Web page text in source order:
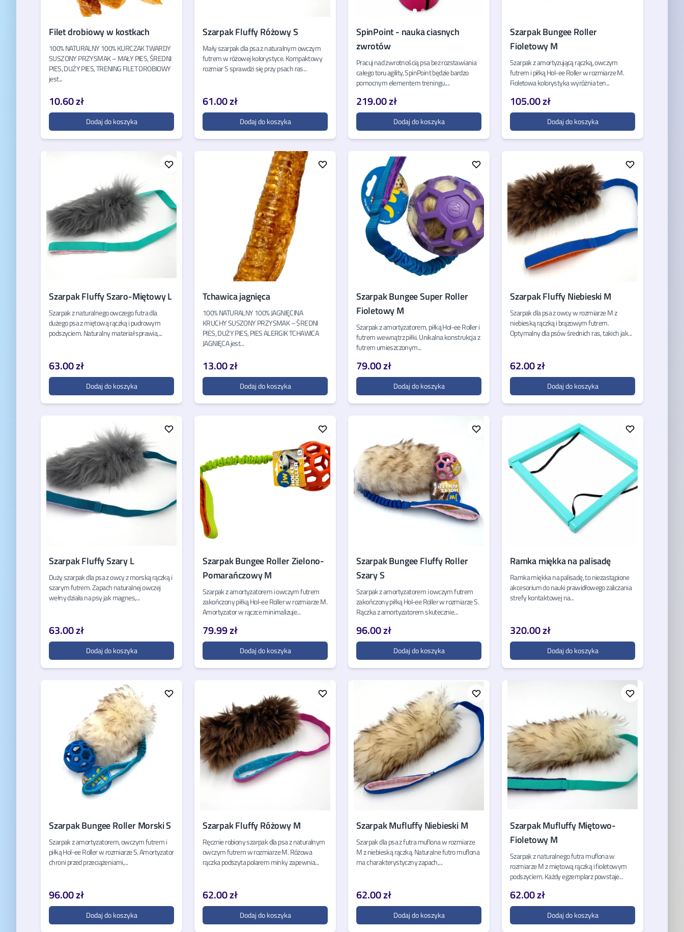
Filet drobiowy w kostkach
100% NATURALNY 100% KURCZAK TWARDY
SUSZONY PRZYSMAK – MAŁY PIES, ŚREDNI
PIES, DUŻY PIES, TRENING FILET DROBIOWY
jest...
10.60 zł
Dodaj do koszyka
Szarpak Fluffy Różowy S
Mały szarpak dla psa z naturalnym owczym
futrem w różowej kolorystyce. Kompaktowy
rozmiar S sprawdzi się przy psach ras...
61.00 zł
Dodaj do koszyka
SpinPoint - nauka ciasnych
zwrotów
Pracuj nad zwrotnością psa bez rozstawiania
całego toru agility, SpinPoint będzie bardzo
pomocnym elementem treningu....
219.00 zł
Dodaj do koszyka
Szarpak Bungee Roller
Fioletowy M
Szarpak z amortyzującą rączką, owczym
futrem i piłką Hol-ee Roller w rozmiarze M.
Fioletowa kolorystyka wyróżnia ten...
105.00 zł
Dodaj do koszyka
Szarpak Fluffy Szaro-Miętowy L
Szarpak z naturalnego owczego futra dla
dużego psa z miętową rączką i pudrowym
podszyciem. Naturalny materiał sprawia,...
63.00 zł
Dodaj do koszyka
Tchawica jagnięca
100% NATURALNY 100% JAGNIĘCINA
KRUCHY SUSZONY PRZYSMAK – ŚREDNI
PIES, DUŻY PIES, PIES ALERGIK TCHAWICA
JAGNIĘCA jest...
13.00 zł
Dodaj do koszyka
Szarpak Bungee Super Roller
Fioletowy M
Szarpak z amortyzatorem, piłką Hol-ee Roller i
futrem wewnątrz piłki. Unikalna konstrukcja z
futrem umieszczonym...
79.00 zł
Dodaj do koszyka
Szarpak Fluffy Niebieski M
Szarpak dla psa z owcy w rozmiarze M z
niebieską rączką i brązowym futrem.
Optymalny dla psów średnich ras, takich jak...
62.00 zł
Dodaj do koszyka
Szarpak Fluffy Szary L
Duży szarpak dla psa z owcy z morską rączką i
szarym futrem. Zapach naturalnej owczej
wełny działa na psy jak magnes,...
63.00 zł
Dodaj do koszyka
Szarpak Bungee Roller Zielono-
Pomarańczowy M
Szarpak z amortyzatorem i owczym futrem
zakończony piłką Hol-ee Roller w rozmiarze M.
Amortyzator w rączce minimalizuje...
79.99 zł
Dodaj do koszyka
Szarpak Bungee Fluffy Roller
Szary S
Szarpak z amortyzatorem i owczym futrem
zakończony piłką Hol-ee Roller w rozmiarze S.
Rączka z amortyzatorem skutecznie...
96.00 zł
Dodaj do koszyka
Ramka miękka na palisadę
Ramka miękka na palisadę, to niezastąpione
akcesorium do nauki prawidłowego zaliczania
strefy kontaktowej na...
320.00 zł
Dodaj do koszyka
Szarpak Bungee Roller Morski S
Szarpak z amortyzatorem, owczym futrem i
piłką Hol-ee Roller w rozmiarze S. Amortyzator
chroni przed przeciążeniami,...
96.00 zł
Dodaj do koszyka
Szarpak Fluffy Różowy M
Ręcznie robiony szarpak dla psa z naturalnym
owczym futrem w rozmiarze M. Różowa
rączka podszyta polarem minky zapewnia...
62.00 zł
Dodaj do koszyka
Szarpak Mufluffy Niebieski M
Szarpak dla psa z futra muflona w rozmiarze
M z niebieską rączką. Naturalne futro muflona
ma charakterystyczny zapach,...
62.00 zł
Dodaj do koszyka
Szarpak Mufluffy Miętowo-
Fioletowy M
Szarpak z naturalnego futra muflona w
rozmiarze M z miętową rączką i fioletowym
podszyciem. Każdy egzemplarz powstaje...
62.00 zł
Dodaj do koszyka